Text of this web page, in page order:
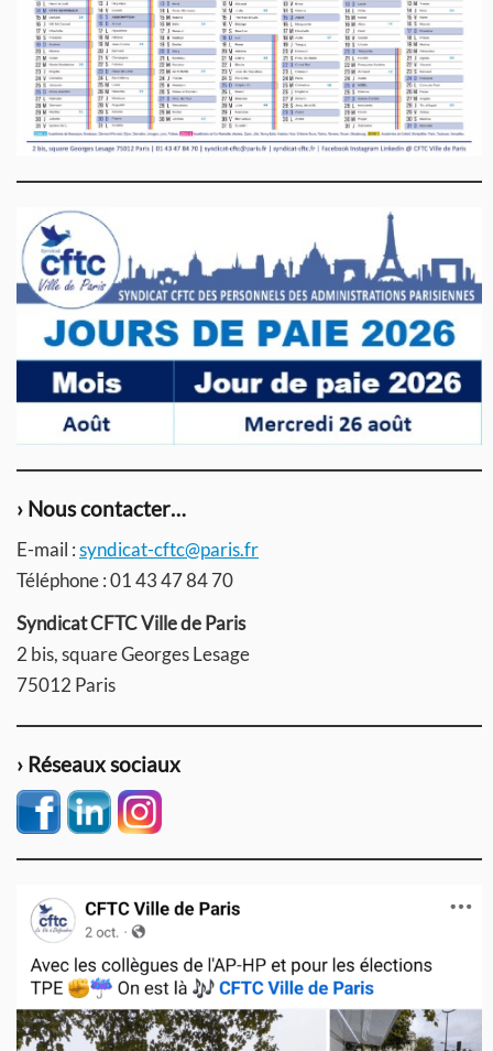
› Nous contacter…
E-mail :syndicat-cftc@paris.fr
Téléphone : 01 43 47 84 70
Syndicat CFTC Ville de Paris
2 bis, square Georges Lesage
75012 Paris
› Réseaux sociaux